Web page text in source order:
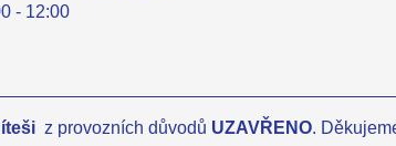
- 12:00
z provozních důvodů UZAVŘENO.